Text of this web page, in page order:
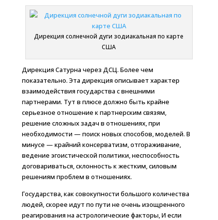
Дирекция солнечной дуги зодиакальная по карте
США
Дирекция Сатурна через ДСЦ. Более чем
показательно. Эта дирекция описывает характер
взаимодействия государства с внешними
партнерами. Тут в плюсе должно быть крайне
серьезное отношение к партнерским связям,
решение сложных задач в отношениях, при
необходимости — поиск новых способов, моделей. В
минусе — крайний консерватизм, отгораживание,
ведение эгоистической политики, неспособность
договариваться, склонность к жестким, силовым
решениям проблем в отношениях.
Государства, как совокупности большого количества
людей, скорее идут по пути не очень изощренного
реагирования на астрологические факторы, И если